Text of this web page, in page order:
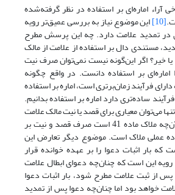
آراء اماره‌ای بر استفاده در نظر گرفته‌شده
[10] این موضوع نیاز به بررسی عمیق‌تر رویه
در تمدید علامت دارد. چه این پرسش مطرح
مستندی دال بر استفاده از علامت از مالک
خیر؟ اگر این‌گونه نیست نمی‌توان صرف نیت
اماره‌ای بر استفاده دانست. در واقع چگونه
فرآیند زمان‌برتری است، اماره بر استفاده
ساده‌تری دارد اماره بر استفاده بدانیم.
می‌توان معیاری برای قصد یا نیت مالک علامت
بر استفاده بدانیم اما آن‌چه ملاک ماده 41 است صرف قصد و نیت بر
عملی ملاک است. موضوع دیگر تعارض این
که بار اثبات دعوا را بر عهده خوانده قرار
این است که چنان‌چه دعوای ابطال علامت
از ثبت علامت مطرح شود، بار اثبات دعوا
خواهد بود اما چنان‌چه دعوا پس از تمدید